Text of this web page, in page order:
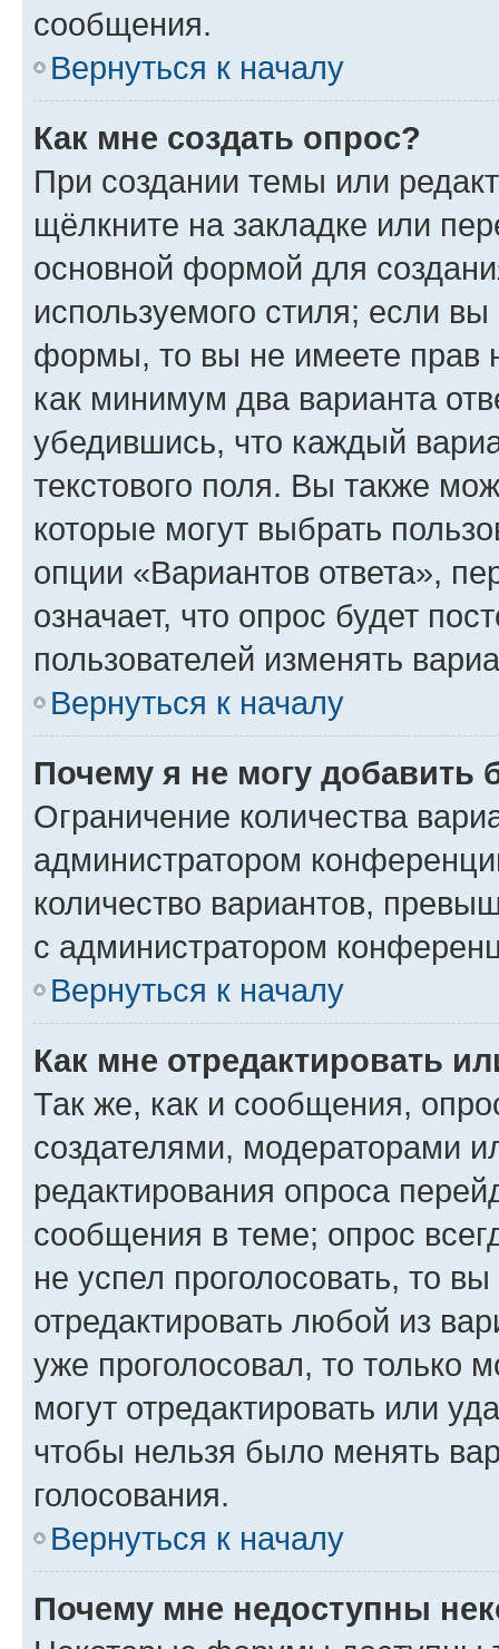
сообщения.
Вернуться к началу
Как мне создать опрос?
При создании темы или
щёлкните на закладке или
основной формой для
используемого стиля; если
формы, то вы не имеете прав
как минимум два варианта
убедившись, что каждый
текстового поля. Вы также
которые могут выбрать
опции «Вариантов ответа»,
означает, что опрос будет
пользователей изменять
Вернуться к началу
Почему я не могу добавить
Ограничение количества
администратором
количество вариантов,
с администратором
Вернуться к началу
Как мне отредактировать
Так же, как и сообщения,
создателями, модераторами
редактирования опроса
сообщения в теме; опрос
не успел проголосовать, то
отредактировать любой из
уже проголосовал, то только
могут отредактировать или
чтобы нельзя было менять
голосования.
Вернуться к началу
Почему мне недоступны